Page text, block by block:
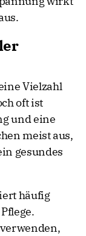
Vielzahl
oft ist
und eine
meist aus,
gesundes
häufig